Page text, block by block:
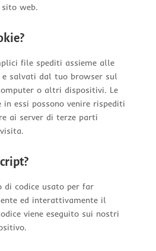
web.
file spediti assieme alle
e salvati dal tuo browser sul
o altri dispositivi. Le
essi possono venire rispediti
ai server di terze parti
di codice usato per far
ed interattivamente il
viene eseguito sui nostri